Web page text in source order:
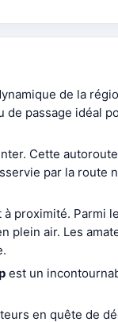
de la
passage idéal
Cette
par la route
Parmi
plein air. Les
est un
en quête de